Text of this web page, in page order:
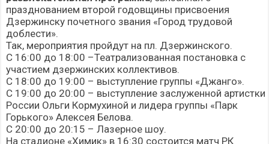
празднованием второй годовщины присвоения
Дзержинску почетного звания «Город трудовой
доблести».
Так, мероприятия пройдут на пл. Дзержинского.
С 16:00 до 18:00 –Театрализованная постановка с
участием дзержинских коллективов.
С 18:00 до 19:00 – выступление группы «Джанго».
С 19:00 до 20:00 – выступление заслуженной артистки
России Ольги Кормухиной и лидера группы «Парк
Горького» Алексея Белова.
С 20:00 до 20:15 – Лазерное шоу.
На стадионе «Химик» в 16:30 состоится матч РК